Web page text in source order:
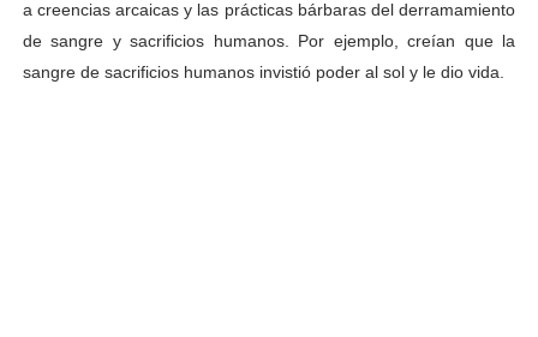
a creencias arcaicas y las prácticas bárbaras del derramamiento
de sangre y sacrificios humanos. Por ejemplo, creían que la
sangre de sacrificios humanos invistió poder al sol y le dio vida.